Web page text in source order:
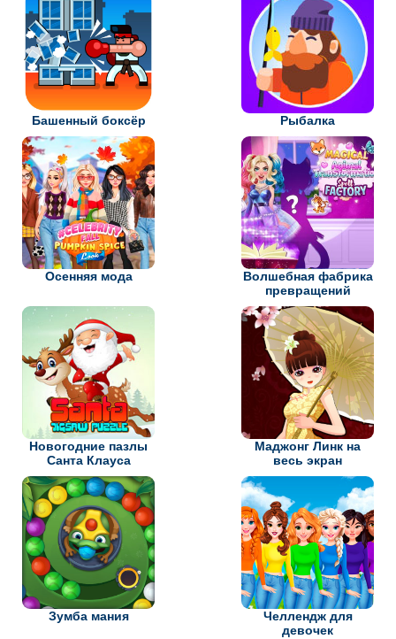
Башенный боксёр Рыбалка
Осенняя мода
Волшебная фабрика
превращений
Новогодние пазлы
Санта Клауса
Маджонг Линк на
весь экран
Зумба мания
Челлендж для
девочек